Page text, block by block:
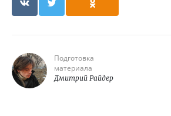
Подготовка
материала
Дмитрий Райдер